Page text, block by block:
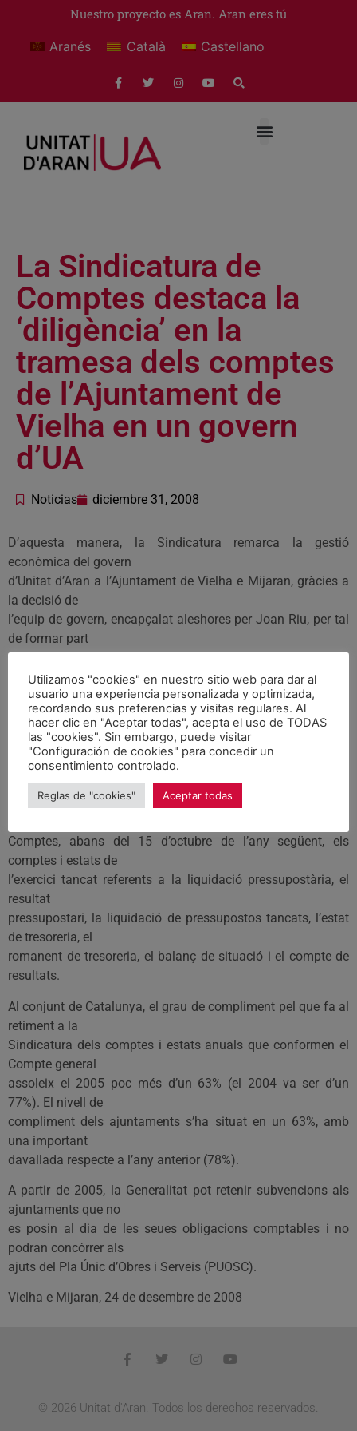
Nuestro proyecto es Aran. Aran eres tú
Aranés Català Castellano
La Sindicatura de
Comptes destaca la
‘diligència’ en la
tramesa dels comptes
de l’Ajuntament de
Vielha en un govern
d’UA
Noticias diciembre 31, 2008
D’aquesta manera, la Sindicatura remarca la gestió
econòmica del govern
d’Unitat d’Aran a l’Ajuntament de Vielha e Mijaran, gràcies a
la decisió de
l’equip de govern, encapçalat aleshores per Joan Riu, per tal
de formar part
d’un pla pilot de seguiment dels comptes locals, que
permetia al Departament
de Governació i Administracions Públiques fer un control
immediat de l’estat de
comptes de l’Ajuntament. Aquest procès va permetre que la
institució guanyés
en diligència i transparència en llur retiment.
D’acord amb la llei, els ens locals han de presentar a la
Comptes, abans del 15 d’octubre de l’any següent, els
comptes i estats de
l’exercici tancat referents a la liquidació pressupostària, el
resultat
pressupostari, la liquidació de pressupostos tancats, l’estat
de tresoreria, el
romanent de tresoreria, el balanç de situació i el compte de
resultats.
Al conjunt de Catalunya, el grau de compliment pel que fa al
retiment a la
Sindicatura dels comptes i estats anuals que conformen el
Compte general
assoleix el 2005 poc més d’un 63% (el 2004 va ser d’un
77%). El nivell de
compliment dels ajuntaments s’ha situat en un 63%, amb
una important
davallada respecte a l’any anterior (78%).
A partir de 2005, la Generalitat pot retenir subvencions als
ajuntaments que no
es posin al dia de les seues obligacions comptables i no
podran concórrer als
ajuts del Pla Únic d’Obres i Serveis (PUOSC).
Vielha e Mijaran, 24 de desembre de 2008
© 2026 Unitat d'Aran. Todos los derechos reservados.
Utilizamos "cookies" en nuestro sitio web para dar al
usuario una experiencia personalizada y optimizada,
recordando sus preferencias y visitas regulares. Al
hacer clic en "Aceptar todas", acepta el uso de TODAS
las "cookies". Sin embargo, puede visitar
"Configuración de cookies" para concedir un
consentimiento controlado.
Reglas de "cookies" Aceptar todas